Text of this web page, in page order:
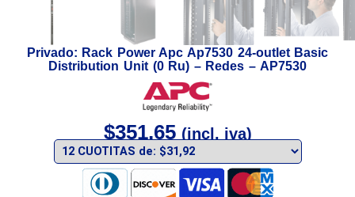
Privado: Rack Power Apc Ap7530 24-outlet Basic
Distribution Unit (0 Ru) – Redes – AP7530
$351,65 (incl. iva)